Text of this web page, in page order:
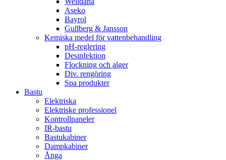
Aseko
Bayrol
Gullberg & Jansson
Kemiska medel för vattenbehandling
pH-reglering
Desinfektion
Flockning och alger
Div. rengöring
Spa produkter
Bastu
Elektriska
Elektriske professionel
Kontrollpaneler
IR-bastu
Bastukabiner
Dampkabiner
Ånga